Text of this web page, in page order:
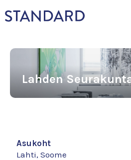
Lahden
Asukoht
Lahti, Soome